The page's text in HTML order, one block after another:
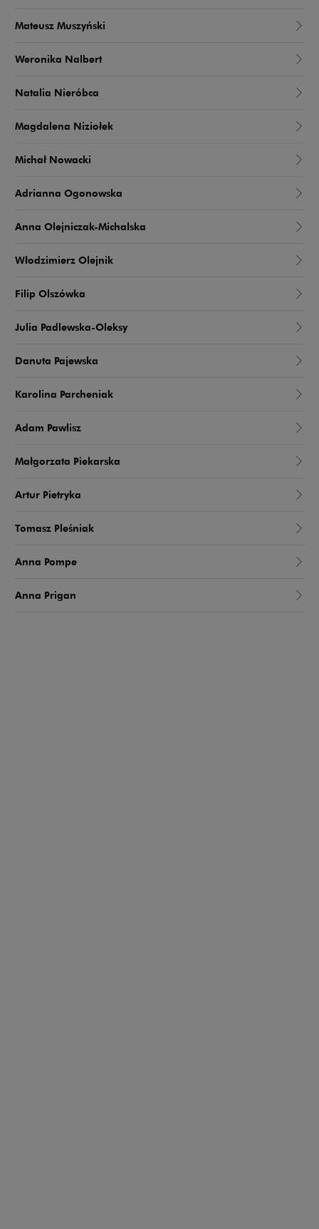
Mateusz Muszyński
Weronika Nalbert
Natalia Nieróbca
Magdalena Niziołek
Michał Nowacki
Adrianna Ogonowska
Anna Olejniczak-Michalska
Włodzimierz Olejnik
Filip Olszówka
Julia Padlewska-Oleksy
Danuta Pajewska
Karolina Parcheniak
Adam Pawlisz
Małgorzata Piekarska
Artur Pietryka
Tomasz Pleśniak
Anna Pompe
Anna Prigan